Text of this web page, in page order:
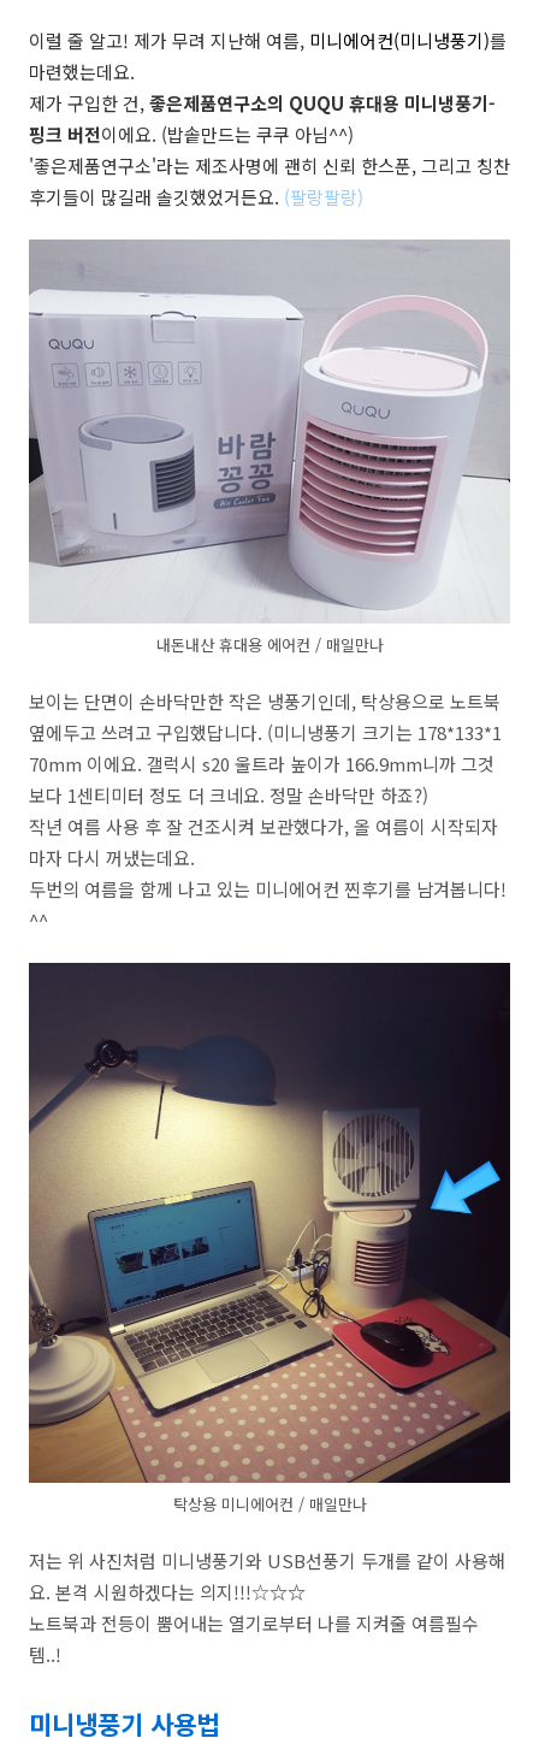
이럴 줄 알고! 제가 무려 지난해 여름, 미니에어컨(미니냉풍기)를
마련했는데요.
제가 구입한 건,좋은제품연구소의 QUQU 휴대용 미니냉풍기-
핑크 버전이에요. (밥솥만드는 쿠쿠 아님^^)
'좋은제품연구소'라는 제조사명에 괜히 신뢰 한스푼, 그리고 칭찬
후기들이 많길래 솔깃했었거든요. (팔랑팔랑)
내돈내산 휴대용 에어컨 / 매일만나
보이는 단면이 손바닥만한 작은 냉풍기인데, 탁상용으로 노트북
옆에두고 쓰려고 구입했답니다. (미니냉풍기 크기는 178*133*1
70mm 이에요. 갤럭시 s20 울트라 높이가 166.9mm니까 그것
보다 1센티미터 정도 더 크네요. 정말 손바닥만 하죠?)
작년 여름 사용 후 잘 건조시켜 보관했다가, 올 여름이 시작되자
마자 다시 꺼냈는데요.
두번의 여름을 함께 나고 있는 미니에어컨 찐후기를 남겨봅니다!
^^
탁상용 미니에어컨 / 매일만나
저는 위 사진처럼 미니냉풍기와 USB선풍기 두개를 같이 사용해
요. 본격 시원하겠다는 의지!!!☆☆☆
노트북과 전등이 뿜어내는 열기로부터 나를 지켜줄 여름필수
템..!
미니냉풍기 사용법